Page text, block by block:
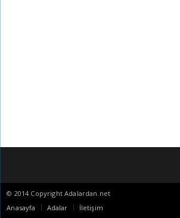
© 2014 Copyright Adalardan.net
Anasayfa
Adalar İletişim